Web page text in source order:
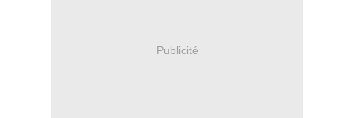
Publicité